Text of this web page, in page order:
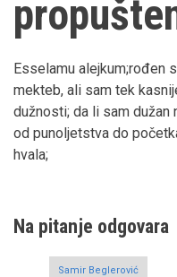
Esselamu alejkum;rođen
mekteb, ali sam tek
dužnosti; da li sam
od punoljetstva do
hvala;
Na pitanje odgovara
Samir Beglerović